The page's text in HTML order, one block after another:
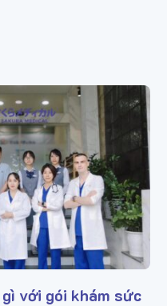
với gói khám sức